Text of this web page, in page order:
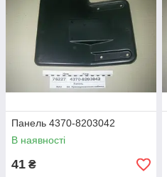
Панель 4370-8203042
В наявності
41 ₴